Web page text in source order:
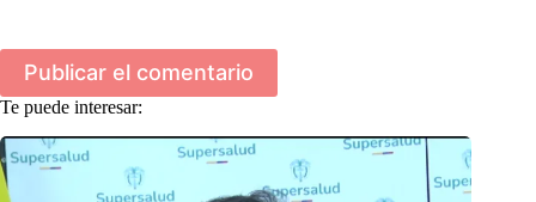
Publicar el comentario
Te puede interesar: